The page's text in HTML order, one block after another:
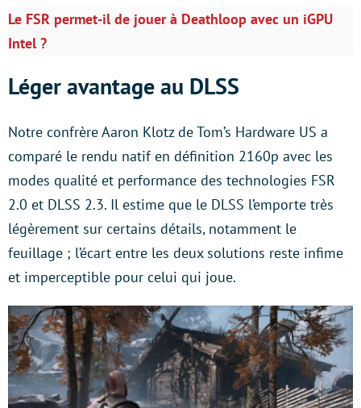
Le FSR permet-il de jouer à Deathloop avec un iGPU
Intel ?
Léger avantage au DLSS
Notre confrère Aaron Klotz de Tom’s Hardware US a
comparé le rendu natif en définition 2160p avec les
modes qualité et performance des technologies FSR
2.0 et DLSS 2.3. Il estime que le DLSS l’emporte très
légèrement sur certains détails, notamment le
feuillage ; l’écart entre les deux solutions reste infime
et imperceptible pour celui qui joue.